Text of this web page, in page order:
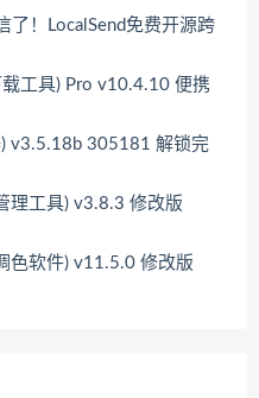
了！LocalSend免费开源跨
工具) Pro v10.4.10 便携
v3.5.18b 305181 解锁完
理工具) v3.8.3 修改版
色软件) v11.5.0 修改版